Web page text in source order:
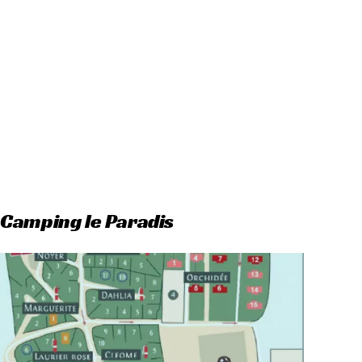
le Paradis